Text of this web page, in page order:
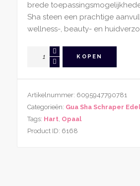
brede
Sha steen een prachtige
wellness-, beauty- en
Hartvorm
aantal
KOPEN
Artikelnummer: 6095947790781
Categorieën: Gua Sha Schraper
Tags: Hart, Opaal
Product ID: 6168